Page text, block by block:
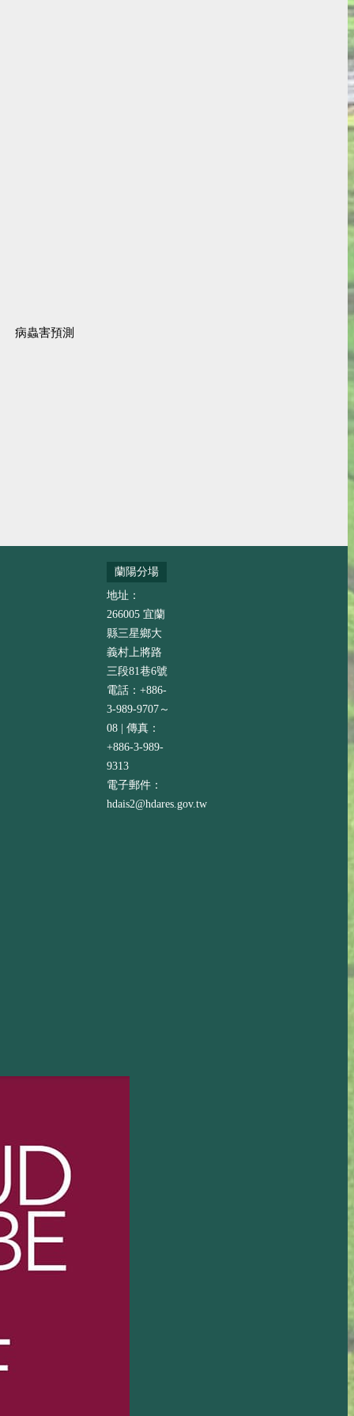
病蟲害預測
蘭陽分場
地址：
266005 宜蘭
縣三星鄉大
義村上將路
三段81巷6號
電話：+886-
3-989-9707～
08 | 傳真：
+886-3-989-
9313
電子郵件：
hdais2@hdares.gov.tw